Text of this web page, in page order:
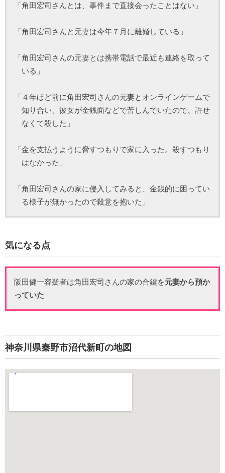
「角田宏司さんとは、事件まで直接会ったことはない」
「角田宏司さんと元妻は今年７月に離婚している」
「角田宏司さんの元妻とは携帯電話で最近も連絡を取って
いる」
「４年ほど前に角田宏司さんの元妻とオンラインゲームで
知り合い、彼女が金銭面などで苦しんでいたので、許せ
なくて殺した」
「金を支払うように脅すつもりで家に入った。殺すつもり
はなかった」
「角田宏司さんの家に侵入してみると、金銭的に困ってい
る様子が無かったので殺意を抱いた」
気になる点
阪田健一容疑者は角田宏司さんの家の合鍵を元妻から預か
っていた
神奈川県秦野市沼代新町の地図